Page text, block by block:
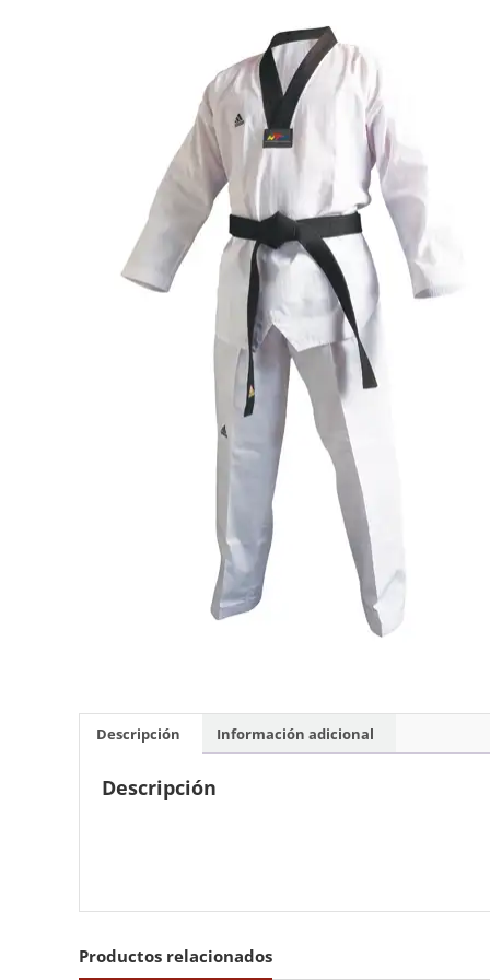
Descripción Información adicional
Descripción
Productos relacionados